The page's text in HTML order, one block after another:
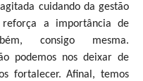
cuidando da gestão
a importância de
consigo mesma.
podemos nos deixar de
fortalecer. Afinal, temos